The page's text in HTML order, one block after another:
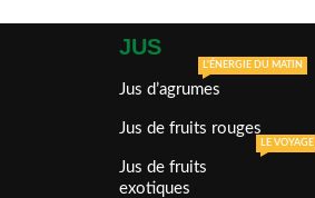
JUS
Jus d’agrumes
L'ÉNERGIE DU MATIN
Jus de fruits rouges
Jus de fruits
exotiques
LE VOYAGE